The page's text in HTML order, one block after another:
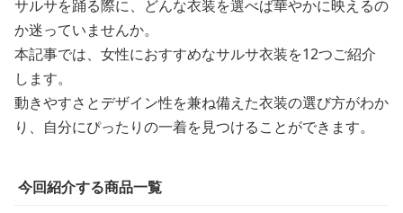
サルサを踊る際に、どんな衣装を選べば華やかに映えるの
か迷っていませんか。
本記事では、女性におすすめなサルサ衣装を12つご紹介
します。
動きやすさとデザイン性を兼ね備えた衣装の選び方がわか
り、自分にぴったりの一着を見つけることができます。
今回紹介する商品一覧